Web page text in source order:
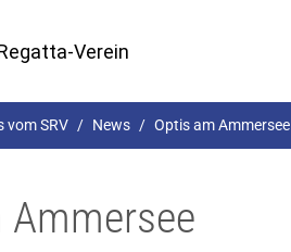
Verein
vom SRV News Optis am Ammersee
Ammersee